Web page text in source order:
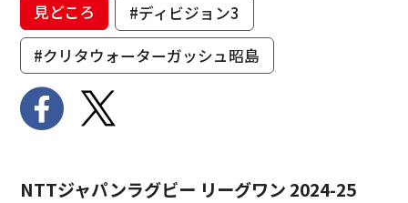
見どころ
#ディビジョン3
#クリタウォーターガッシュ昭島
NTTジャパンラグビー リーグワン 2024-25